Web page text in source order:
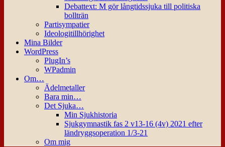
Debattext: M gör långtidssjuka till politiska
bollträn
Partisympatier
Ideologitillhörighet
Mina Bilder
WordPress
PlugIn’s
WPadmin
Om…
Ädelmetaller
Bara min…
Det Sjuka…
Min Sjukhistoria
Sjukgymnastik fas 2 v13-16 (4v) 2021 efter
ländryggsoperation 1/3-21
Om mig